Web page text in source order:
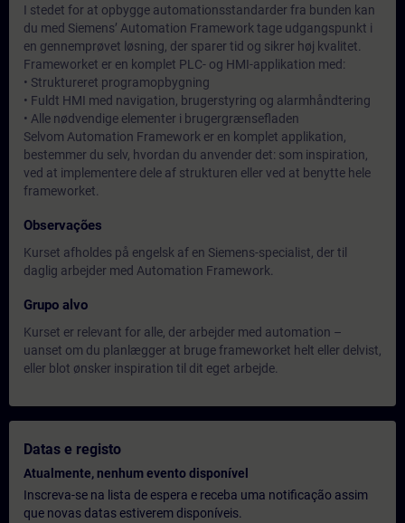
I stedet for at opbygge automationsstandarder fra bunden kan
du med Siemens’ Automation Framework tage udgangspunkt i
en gennemprøvet løsning, der sparer tid og sikrer høj kvalitet.
Frameworket er en komplet PLC- og HMI-applikation med:
• Struktureret programopbygning
• Fuldt HMI med navigation, brugerstyring og alarmhåndtering
• Alle nødvendige elementer i brugergrænsefladen
Selvom Automation Framework er en komplet applikation,
bestemmer du selv, hvordan du anvender det: som inspiration,
ved at implementere dele af strukturen eller ved at benytte hele
frameworket.
Observações
Kurset afholdes på engelsk af en Siemens-specialist, der til
daglig arbejder med Automation Framework.
Grupo alvo
Kurset er relevant for alle, der arbejder med automation –
uanset om du planlægger at bruge frameworket helt eller delvist,
eller blot ønsker inspiration til dit eget arbejde.
Datas e registo
Atualmente, nenhum evento disponível
Inscreva-se na lista de espera e receba uma notificação assim
que novas datas estiverem disponíveis.